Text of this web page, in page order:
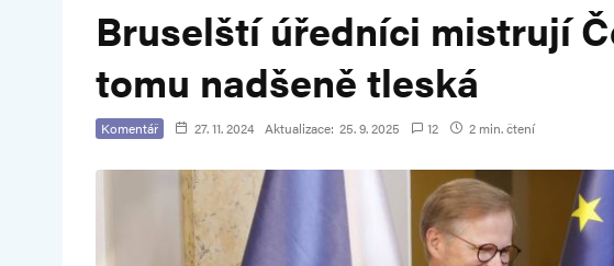
Bruselští úředníci mistrují
tomu nadšeně tleská
Komentář 27. 11. 2024 Aktualizace: 25. 9. 2025 12 2 min. čtení